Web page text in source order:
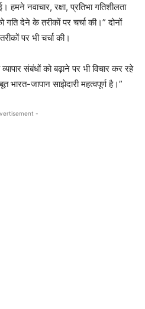
नवाचार, रक्षा, प्रतिभा गतिशीलता
गति देने के तरीकों पर चर्चा की।” दोनों
पर भी चर्चा की।
संबंधों को बढ़ाने पर भी विचार कर रहे
जापान साझेदारी महत्वपूर्ण है।”
-